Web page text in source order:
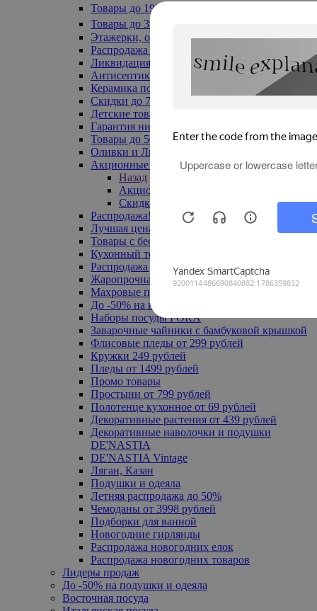
Товары до 199₽
Товары до 399₽
Этажерки, обувницы
Распродажа текстиля до -50%
Ликвидация до -70%
Антисептики
Керамика по 129 руб
Скидки до 70%
Детские товары
Гарантия низкой цены
Товары до 500 руб
Оливки и Лимоны
Акционные товары
Назад
Акционные товары
Скидка 20% по промокоду
Распродажа! Ульяновск до -70%
Лучшая цена
Товары с бесплатной доставкой
Кухонный текстиль
Распродажа до -50%
Жаропрочная посуда
Махровые полотенца
До -50% на ковры
Наборы посуды FORA
Заварочные чайники с бамбуковой крышкой
Флисовые пледы от 299 рублей
Кружки 249 рублей
Пледы от 1499 рублей
Промо товары
Простыни от 799 рублей
Полотенце кухонное от 69 рублей
Декоративные растения от 439 рублей
Декоративные наволочки и подушки
DE'NASTIA
DE'NASTIA Vintage
Ляган, Казан
Подушки и одеяла
Летняя распродажа до 50%
Чемоданы от 3998 рублей
Подборки для ванной
Новогодние гирлянды
Распродажа новогодних елок
Распродажа новогодних товаров
Лидеры продаж
До -50% на подушки и одеяла
Восточная посуда